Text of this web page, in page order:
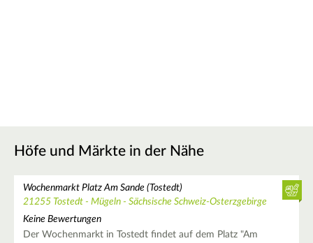
Höfe und Märkte in der Nähe
Wochenmarkt Platz Am Sande (Tostedt)
21255 Tostedt - Mügeln - Sächsische Schweiz-Osterzgebirge
Keine Bewertungen
Der Wochenmarkt in Tostedt findet auf dem Platz "Am